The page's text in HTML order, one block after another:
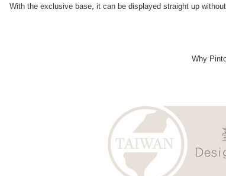
With the exclusive base, it can be displayed straight up
Why